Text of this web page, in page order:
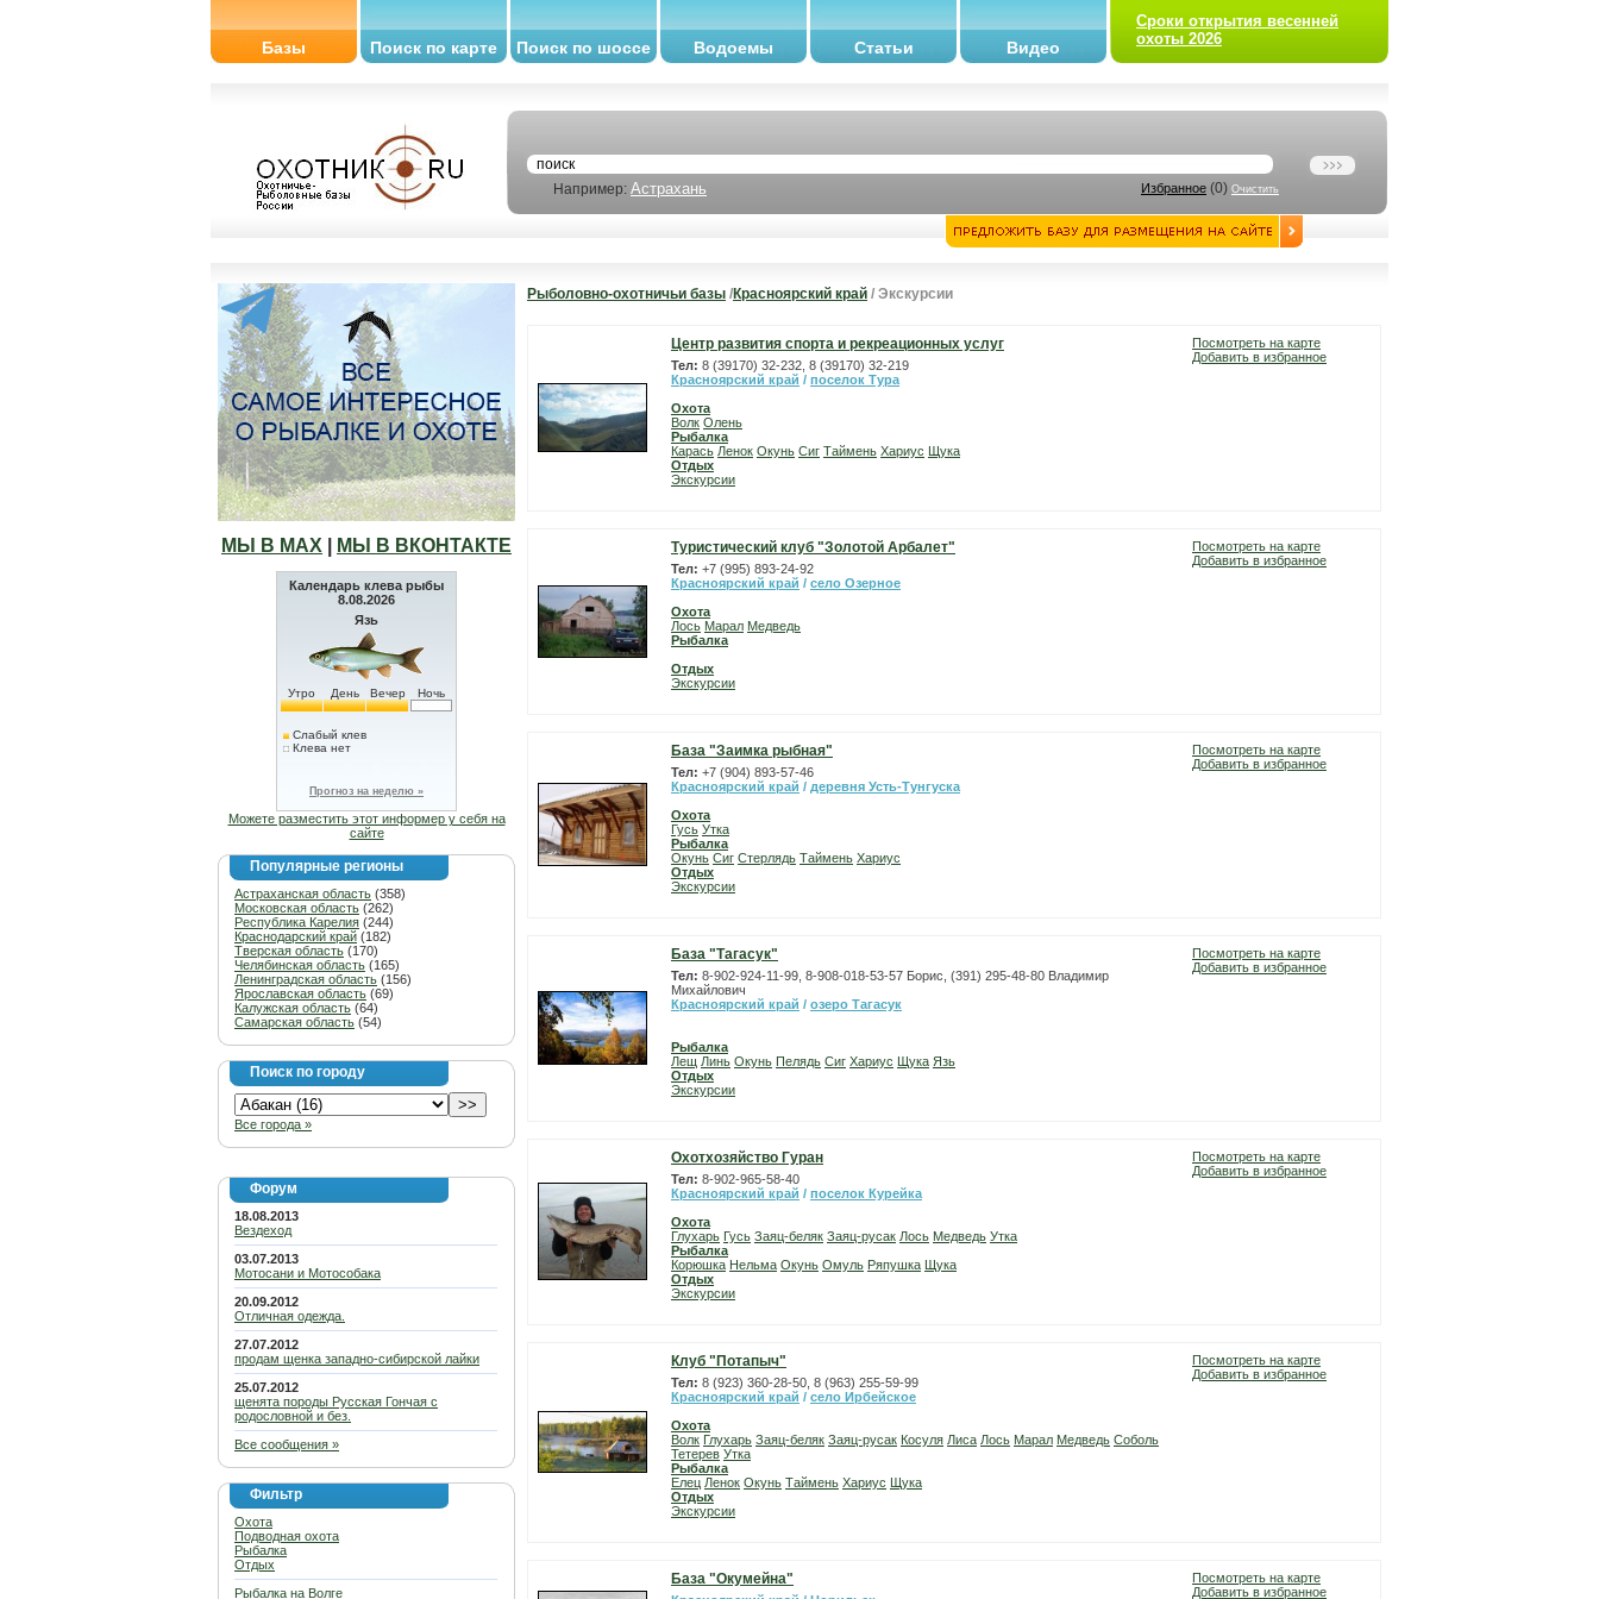
Базы Поиск по карте Поиск по шоссе Водоемы Статьи Видео
Сроки открытия весенней
охоты 2026
Например: Астрахань Избранное (0) Очистить
МЫ В МАХ МЫ В ВКОНТАКТЕ
Календарь клева рыбы
8.08.2026
Язь
Утро День Вечер Ночь
Слабый клев
Клева нет
Прогноз на неделю »
Можете разместить этот информер у себя на
сайте
Популярные регионы
Астраханская область (358)
Московская область (262)
Республика Карелия (244)
Краснодарский край (182)
Тверская область (170)
Челябинская область (165)
Ленинградская область (156)
Ярославская область (69)
Калужская область (64)
Самарская область (54)
Поиск по городу
Все города »
Форум
18.08.2013
Вездеход
03.07.2013
Мотосани и Мотособака
20.09.2012
Отличная одежда.
27.07.2012
продам щенка западно-сибирской лайки
25.07.2012
щенята породы Русская Гончая с
родословной и без.
Все сообщения »
Фильтр
Охота
Подводная охота
Рыбалка
Отдых
Рыбалка на Волге
Рыболовно-охотничьи базы /Красноярский край / Экскурсии
Центр развития спорта и рекреационных услуг
Тел: 8 (39170) 32-232, 8 (39170) 32-219
Красноярский край / поселок Тура
Охота
Волк Олень
Рыбалка
Карась Ленок Окунь Сиг Таймень Хариус Щука
Отдых
Экскурсии
Посмотреть на карте
Добавить в избранное
Туристический клуб "Золотой Арбалет"
Тел: +7 (995) 893-24-92
Красноярский край / село Озерное
Охота
Лось Марал Медведь
Рыбалка
Отдых
Экскурсии
Посмотреть на карте
Добавить в избранное
База "Заимка рыбная"
Тел: +7 (904) 893-57-46
Красноярский край / деревня Усть-Тунгуска
Охота
Гусь Утка
Рыбалка
Окунь Сиг Стерлядь Таймень Хариус
Отдых
Экскурсии
Посмотреть на карте
Добавить в избранное
База "Тагасук"
Тел: 8-902-924-11-99, 8-908-018-53-57 Борис, (391) 295-48-80 Владимир
Михайлович
Красноярский край / озеро Тагасук
Рыбалка
Лещ Линь Окунь Пелядь Сиг Хариус Щука Язь
Отдых
Экскурсии
Посмотреть на карте
Добавить в избранное
Охотхозяйство Гуран
Тел: 8-902-965-58-40
Красноярский край / поселок Курейка
Охота
Глухарь Гусь Заяц-беляк Заяц-русак Лось Медведь Утка
Рыбалка
Корюшка Нельма Окунь Омуль Ряпушка Щука
Отдых
Экскурсии
Посмотреть на карте
Добавить в избранное
Клуб "Потапыч"
Тел: 8 (923) 360-28-50, 8 (963) 255-59-99
Красноярский край / село Ирбейское
Охота
Волк Глухарь Заяц-беляк Заяц-русак Косуля Лиса Лось Марал Медведь Соболь
Тетерев Утка
Рыбалка
Елец Ленок Окунь Таймень Хариус Щука
Отдых
Экскурсии
Посмотреть на карте
Добавить в избранное
База "Окумейна"
Посмотреть на карте
Добавить в избранное